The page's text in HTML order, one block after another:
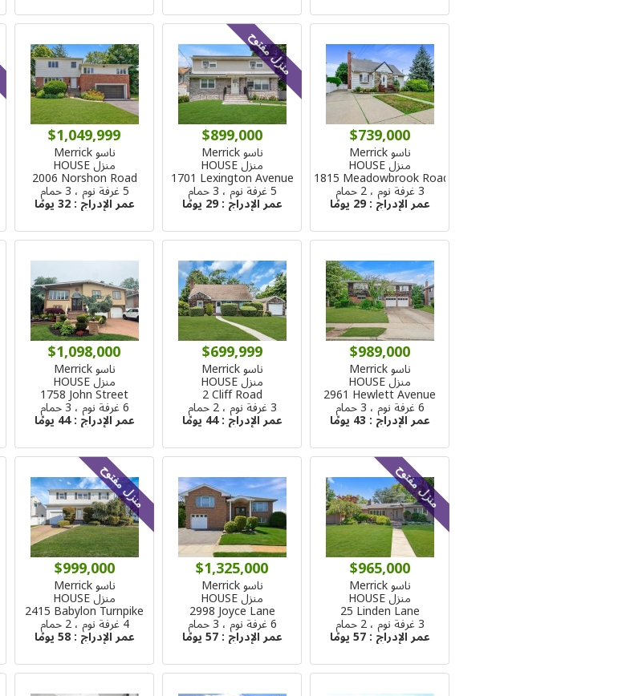
$739,000
ناسو Merrick
منزل HOUSE
1815 Meadowbrook Road
3 غرفة نوم ، 2 حمام
عمر الإدراج :29 يومًا
منزل مفتوح
$899,000
ناسو Merrick
منزل HOUSE
1701 Lexington Avenue
5 غرفة نوم ، 3 حمام
عمر الإدراج :29 يومًا
$1,049,999
ناسو Merrick
منزل HOUSE
2006 Norshon Road
5 غرفة نوم ، 3 حمام
عمر الإدراج :32 يومًا
$989,000
ناسو Merrick
منزل HOUSE
2961 Hewlett Avenue
6 غرفة نوم ، 3 حمام
عمر الإدراج : 43 يومًا
$699,999
ناسو Merrick
منزل HOUSE
2 Cliff Road
3 غرفة نوم ، 2 حمام
عمر الإدراج :44 يومًا
$1,098,000
ناسو Merrick
منزل HOUSE
1758 John Street
6 غرفة نوم ، 3 حمام
عمر الإدراج :44 يومًا
منزل مفتوح
$965,000
ناسو Merrick
منزل HOUSE
25 Linden Lane
3 غرفة نوم ، 2 حمام
عمر الإدراج :57 يومًا
$1,325,000
ناسو Merrick
منزل HOUSE
2998 Joyce Lane
6 غرفة نوم ، 3 حمام
عمر الإدراج :57 يومًا
منزل مفتوح
$999,000
ناسو Merrick
منزل HOUSE
2415 Babylon Turnpike
4 غرفة نوم ، 2 حمام
عمر الإدراج :58 يومًا